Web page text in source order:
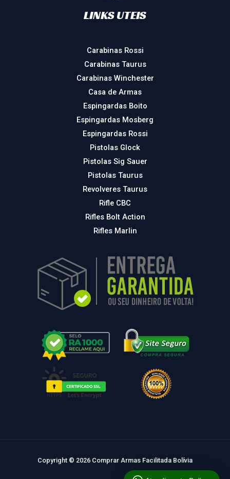
LINKS UTEIS
Carabinas Rossi
Carabinas Taurus
Carabinas Winchester
Casa de Armas
Espingardas Boito
Espingardas Mosberg
Espingardas Rossi
Pistolas Glock
Pistolas Sig Sauer
Pistolas Taurus
Revolveres Taurus
Rifle CBC
Rifles Bolt Action
Rifles Marlin
Copyright © 2026 Comprar Armas Facilitada Bolívia